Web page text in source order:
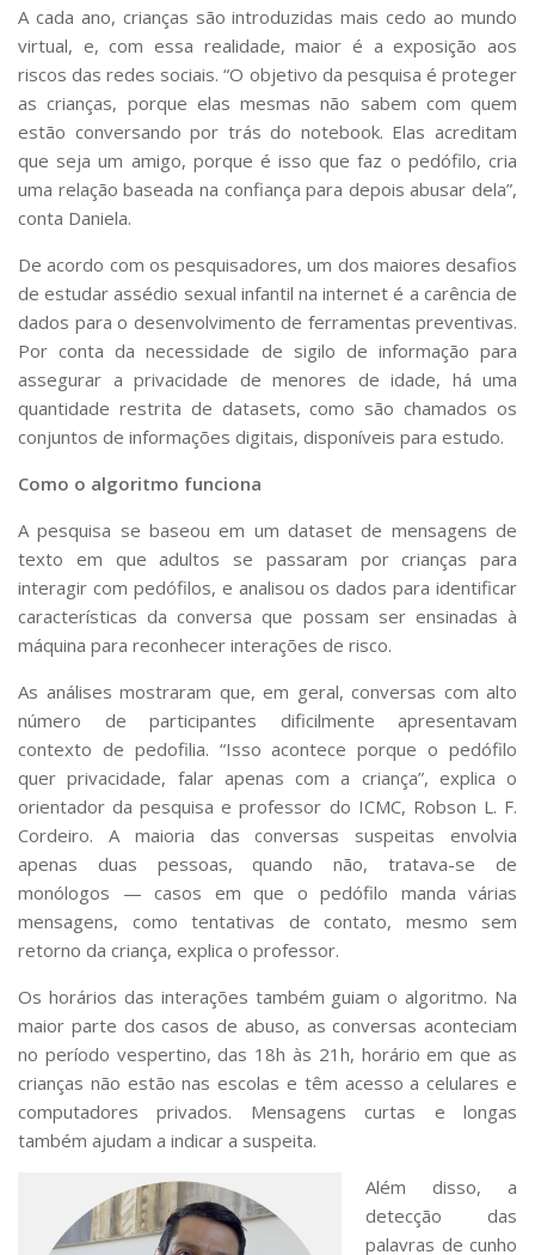
A cada ano, crianças são introduzidas mais cedo ao mundo
virtual, e, com essa realidade, maior é a exposição aos
riscos das redes sociais. “O objetivo da pesquisa é proteger
as crianças, porque elas mesmas não sabem com quem
estão conversando por trás do notebook. Elas acreditam
que seja um amigo, porque é isso que faz o pedófilo, cria
uma relação baseada na confiança para depois abusar dela”,
conta Daniela.
De acordo com os pesquisadores, um dos maiores desafios
de estudar assédio sexual infantil na internet é a carência de
dados para o desenvolvimento de ferramentas preventivas.
Por conta da necessidade de sigilo de informação para
assegurar a privacidade de menores de idade, há uma
quantidade restrita de datasets, como são chamados os
conjuntos de informações digitais, disponíveis para estudo.
Como o algoritmo funciona
A pesquisa se baseou em um datasetde mensagens de
texto em que adultos se passaram por crianças para
interagir com pedófilos, e analisou os dados para identificar
características da conversa que possam ser ensinadas à
máquina para reconhecer interações de risco.
As análises mostraram que, em geral, conversas com alto
número de participantes dificilmente apresentavam
contexto de pedofilia. “Isso acontece porque o pedófilo
quer privacidade, falar apenas com a criança”, explica o
orientador da pesquisa e professor do ICMC, Robson L. F.
Cordeiro. A maioria das conversas suspeitas envolvia
apenas duas pessoas, quando não, tratava-se de
monólogos — casos em que o pedófilo manda várias
mensagens, como tentativas de contato, mesmo sem
retorno da criança, explica o professor.
Os horários das interações também guiam o algoritmo. Na
maior parte dos casos de abuso, as conversas aconteciam
no período vespertino, das 18h às 21h, horário em que as
crianças não estão nas escolas e têm acesso a celulares e
computadores privados. Mensagens curtas e longas
também ajudam a indicar a suspeita.
Além disso, a
detecção das
palavras de cunho